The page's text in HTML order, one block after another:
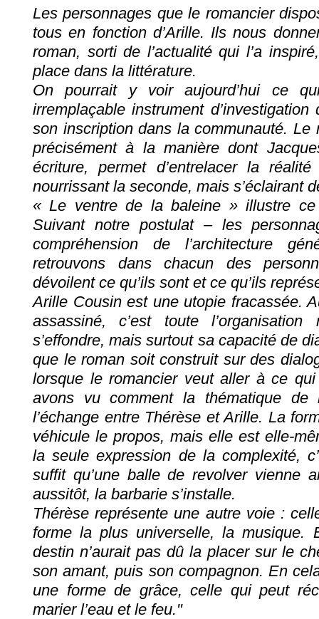
Les personnages que le romancier
tous en fonction d’Arille. Ils nous
roman, sorti de l’actualité qui l’a
place dans la littérature.
On pourrait y voir aujourd’hui ce
irremplaçable instrument
son inscription dans la communauté. Le
précisément à la manière dont
écriture, permet d’entrelacer la
nourrissant la seconde, mais s’éclairant
« Le ventre de la baleine » illustre
Suivant notre postulat – les
compréhension de l’architecture
retrouvons dans chacun des
dévoilent ce qu’ils sont et ce qu’ils
Arille Cousin est une utopie fracassée.
assassiné, c’est toute
s’effondre, mais surtout sa capacité de
que le roman soit construit sur des
lorsque le romancier veut aller à ce
avons vu comment la thématique
l’échange entre Thérèse et Arille. La
véhicule le propos, mais elle est elle-
la seule expression de la complexité,
suffit qu’une balle de revolver vienne
aussitôt, la barbarie s’installe.
Thérèse représente une autre voie :
forme la plus universelle, la musique.
destin n’aurait pas dû la placer sur le
son amant, puis son compagnon. En
une forme de grâce, celle qui peut
marier l’eau et le feu."